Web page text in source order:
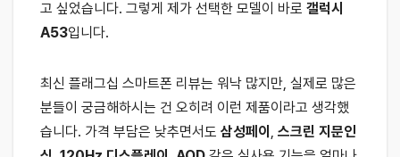
고 싶었습니다. 그렇게 제가 선택한 모델이 바로 갤럭시
A53입니다.
최신 플래그십 스마트폰 리뷰는 워낙 많지만, 실제로 많은
분들이 궁금해하시는 건 오히려 이런 제품이라고 생각했
습니다. 가격 부담은 낮추면서도 삼성페이 , 스크린 지문인